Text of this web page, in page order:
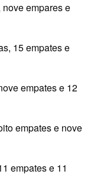
nove empares e
15 empates e
empates e 12
empates e nove
empates e 11